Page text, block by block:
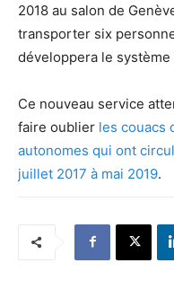
2018 au salon de
transporter six
développera le
Ce nouveau service
faire oublier les couacs
autonomes qui ont
juillet 2017 à mai 2019.